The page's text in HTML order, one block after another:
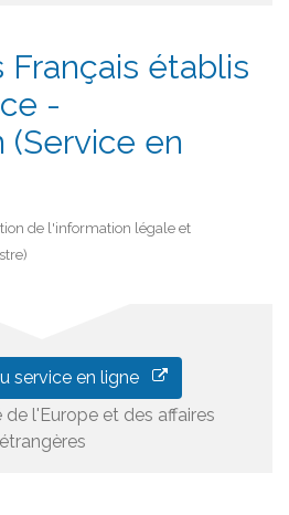
Français établis
-
(Service en
de l'information légale et
service en ligne
de l'Europe et des affaires
étrangères